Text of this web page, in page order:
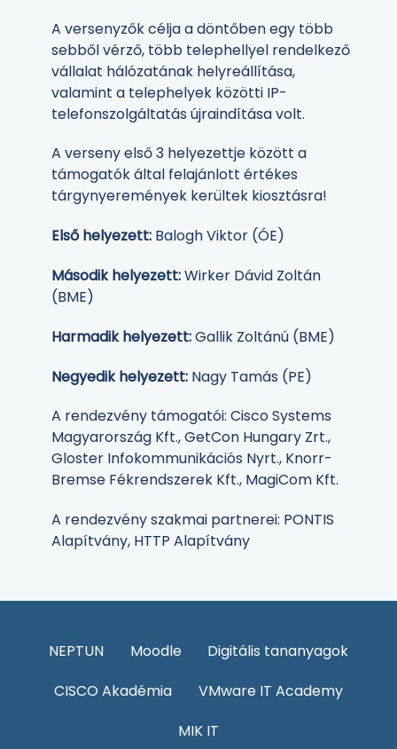
A versenyzők célja a döntőben egy több
sebből vérző, több telephellyel rendelkező
vállalat hálózatának helyreállítása,
valamint a telephelyek közötti IP-
telefonszolgáltatás újraindítása volt.
A verseny első 3 helyezettje között a
támogatók által felajánlott értékes
tárgynyeremények kerültek kiosztásra!
Első helyezett: Balogh Viktor (ÓE)
Második helyezett:Wirker Dávid Zoltán
(BME)
Harmadik helyezett:Gallik Zoltánú (BME)
Negyedik helyezett: Nagy Tamás (PE)
A rendezvény támogatói: Cisco Systems
Magyarország Kft., GetCon Hungary Zrt.,
Gloster Infokommunikációs Nyrt., Knorr-
Bremse Fékrendszerek Kft., MagiCom Kft.
A rendezvény szakmai partnerei: PONTIS
Alapítvány, HTTP Alapítvány
NEPTUN Moodle
Digitális tananyagok
CISCO Akadémia
VMware IT Academy
MIK IT